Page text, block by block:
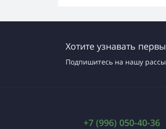
Хотите узнавать
Подпишитесь на нашу
+7 (996) 050-40-36